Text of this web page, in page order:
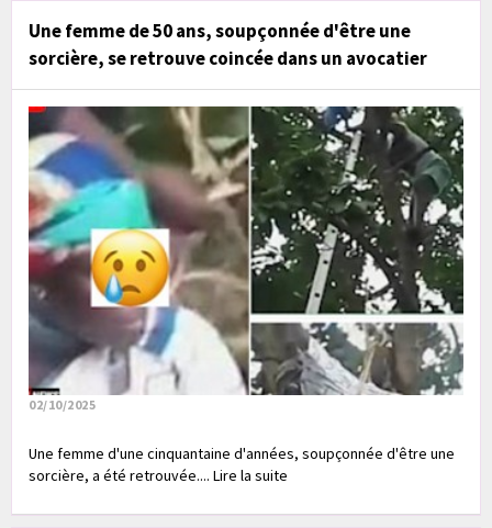
Une femme de 50 ans, soupçonnée d'être une
sorcière, se retrouve coincée dans un avocatier
02/10/2025
Une femme d'une cinquantaine d'années, soupçonnée d'être une
sorcière, a été retrouvée.... Lire la suite